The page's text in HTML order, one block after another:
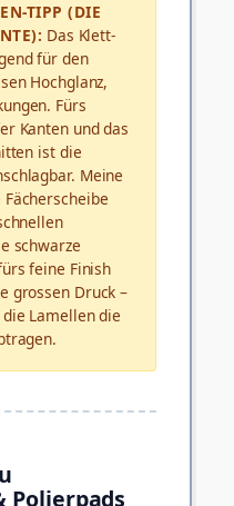
TIPP (DIE
Das Klett-
für den
Hochglanz,
Fürs
Kanten und das
ist die
Meine
schwarze
feine Finish
grossen Druck –
Lamellen die
Polierpads